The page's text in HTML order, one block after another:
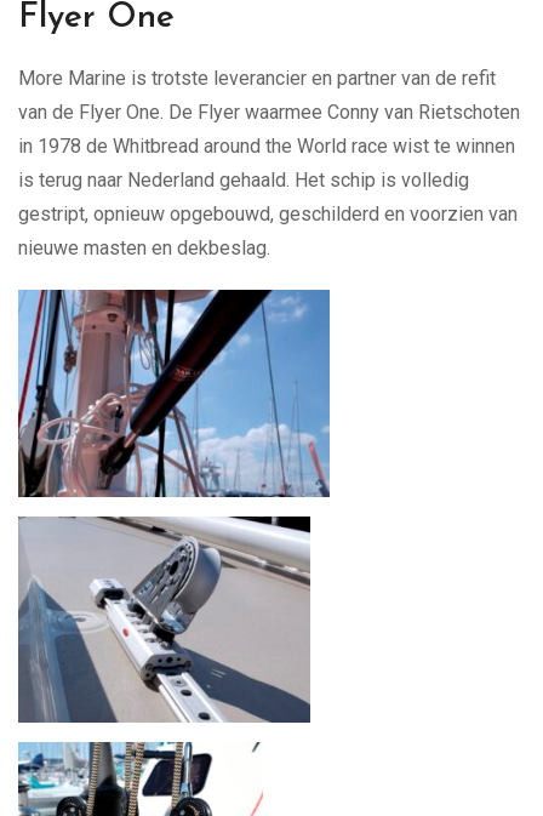
Flyer One
More Marine is trotste leverancier en partner van de refit
van de Flyer One. De Flyer waarmee Conny van Rietschoten
in 1978 de Whitbread around the World race wist te winnen
is terug naar Nederland gehaald. Het schip is volledig
gestript, opnieuw opgebouwd, geschilderd en voorzien van
nieuwe masten en dekbeslag.